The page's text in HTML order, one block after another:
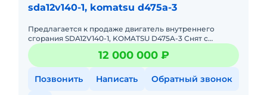
sda12v140-1, komatsu d475a-3
Предлагается к продаже двигатель внутреннего
сгорания SDA12V140-1, KOMATSU D475A-3 Снят с
рабочей машины,б/п по России, наработка 10 М/тч
полностью в исправном12 000 000 ₽
Позвонить Написать Обратный звонок